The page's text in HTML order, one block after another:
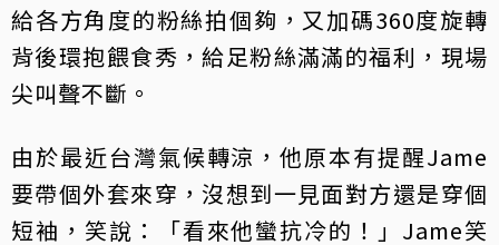
給各方角度的粉絲拍個夠，又加碼360度旋轉
背後環抱餵食秀，給足粉絲滿滿的福利，現場
尖叫聲不斷。
由於最近台灣氣候轉涼，他原本有提醒Jame
要帶個外套來穿，沒想到一見面對方還是穿個
短袖，笑說：「看來他蠻抗冷的！」Jame笑